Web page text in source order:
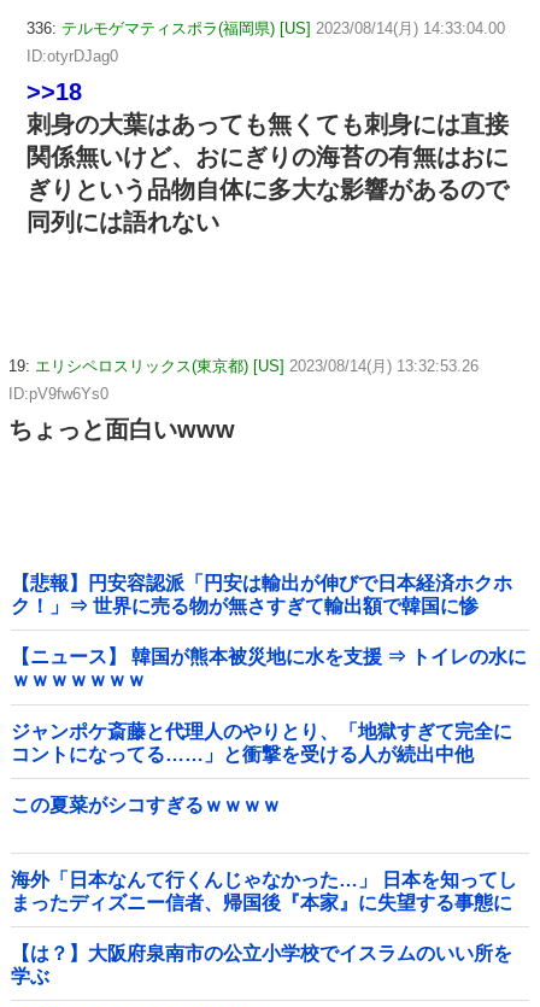
336: テルモゲマティスポラ(福岡県) [US] 2023/08/14(月) 14:33:04.00
ID:otyrDJag0
>>18
刺身の大葉はあっても無くても刺身には直接
関係無いけど、おにぎりの海苔の有無はおに
ぎりという品物自体に多大な影響があるので
同列には語れない
19: エリシペロスリックス(東京都) [US] 2023/08/14(月) 13:32:53.26
ID:pV9fw6Ys0
ちょっと面白いwww
【悲報】円安容認派「円安は輸出が伸びで日本経済ホクホ
ク！」⇒ 世界に売る物が無さすぎて輸出額で韓国に惨
敗・・・
【ニュース】 韓国が熊本被災地に水を支援 ⇒ トイレの水に
ｗｗｗｗｗｗｗ
ジャンポケ斎藤と代理人のやりとり、「地獄すぎて完全に
コントになってる……」と衝撃を受ける人が続出中他
この夏菜がシコすぎるｗｗｗｗ
海外「日本なんて行くんじゃなかった…」 日本を知ってし
まったディズニー信者、帰国後『本家』に失望する事態に
【は？】大阪府泉南市の公立小学校でイスラムのいい所を
学ぶ